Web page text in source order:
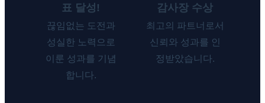
표 달성!
끊임없는 도전과
성실한 노력으로
이룬 성과를 기념
합니다.
감사장 수상
최고의 파트너로서
신뢰와 성과를 인
정받았습니다.